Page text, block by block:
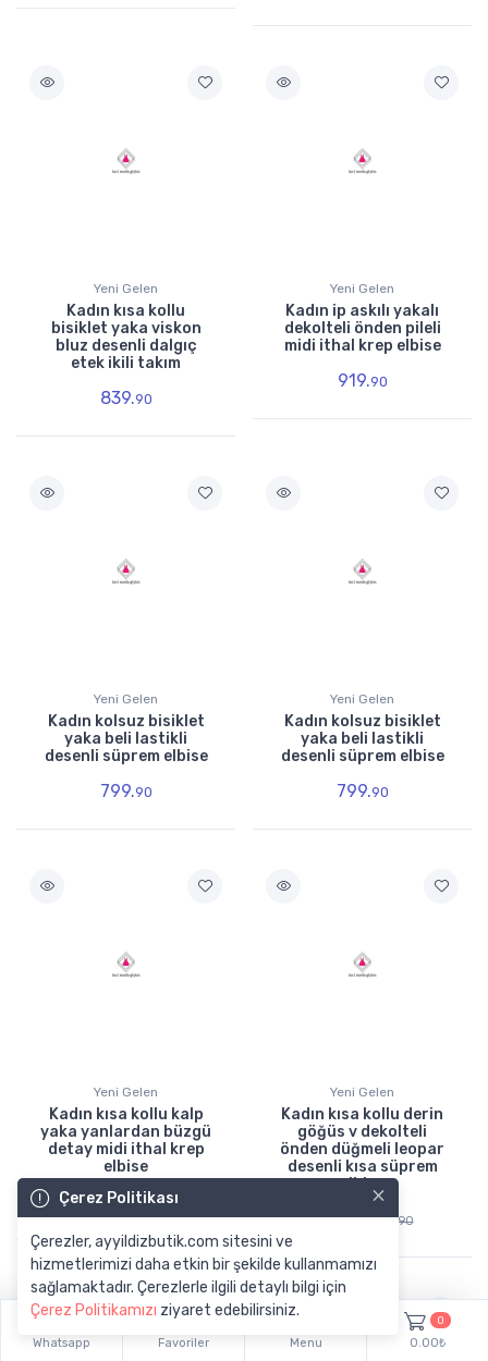
Yeni Gelen
Kadın kısa kollu
bisiklet yaka viskon
bluz desenli dalgıç
etek ikili takım
839.90
Yeni Gelen
Kadın ip askılı yakalı
dekolteli önden pileli
midi ithal krep elbise
919.90
Yeni Gelen
Kadın kolsuz bisiklet
yaka beli lastikli
desenli süprem elbise
799.90
Yeni Gelen
Kadın kolsuz bisiklet
yaka beli lastikli
desenli süprem elbise
799.90
Yeni Gelen
Kadın kısa kollu kalp
yaka yanlardan büzgü
detay midi ithal krep
elbise
779. 90
Yeni Gelen
Kadın kısa kollu derin
göğüs v dekolteli
önden düğmeli leopar
desenli kısa süprem
elbise
619.90 744.90
Çerez Politikası ×
Çerezler, ayyildizbutik.com sitesini ve
hizmetlerimizi daha etkin bir şekilde kullanmamızı
sağlamaktadır. Çerezlerle ilgili detaylı bilgi için
Çerez Politikamızı ziyaret edebilirsiniz.
Whatsapp Favoriler Menu
0
0.00₺